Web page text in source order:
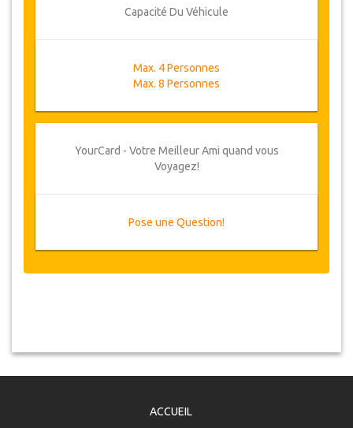
Capacité Du Véhicule
Max. 4 Personnes
Max. 8 Personnes
YourCard - Votre Meilleur Ami quand vous
Voyagez!
Pose une Question!
ACCUEIL